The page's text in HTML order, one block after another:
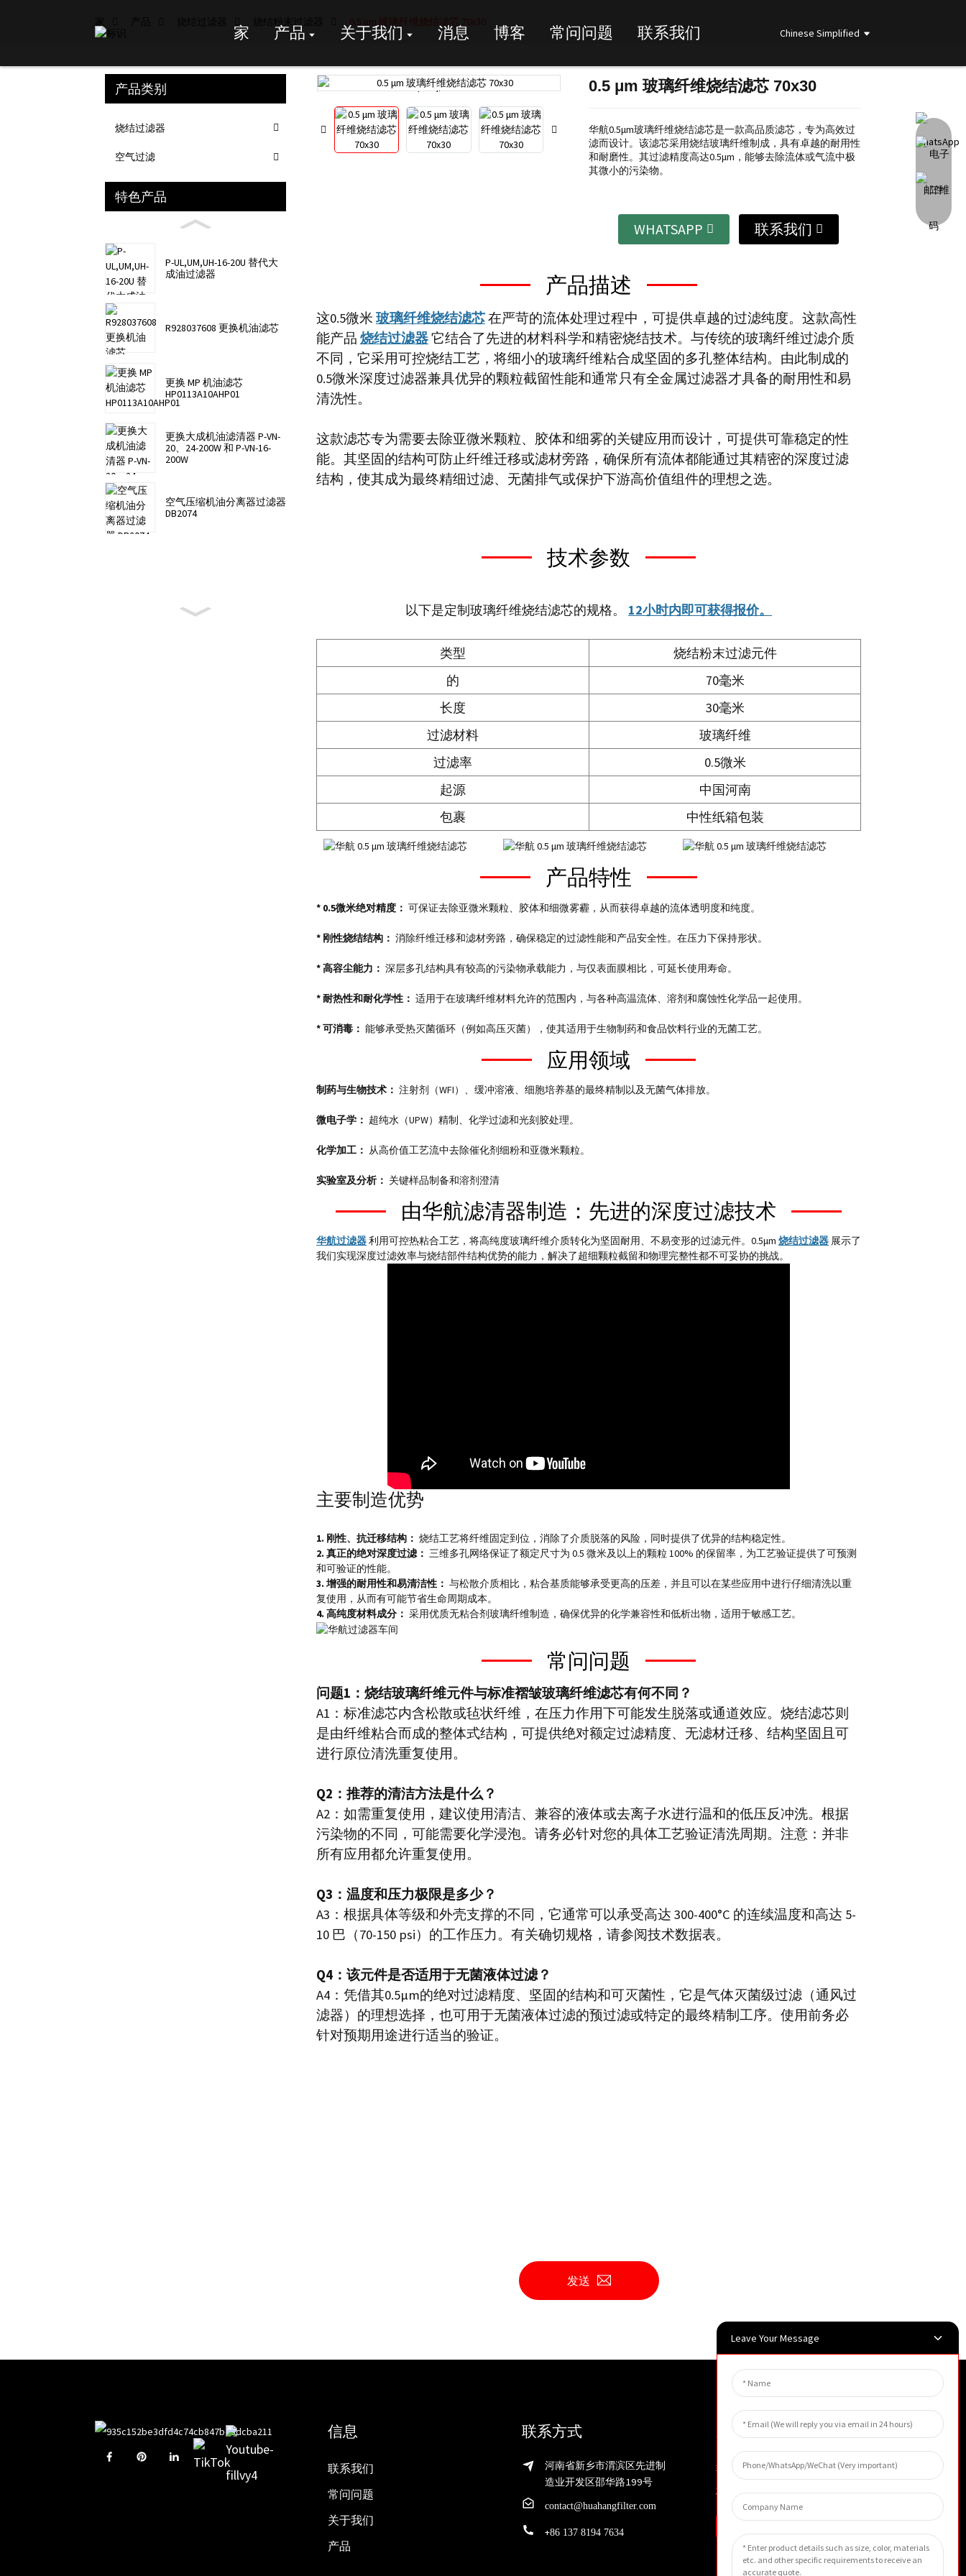
家 产品 关于我们 消息 博客 常问问题 联系我们 Chinese Simplified
烧结粉末过滤器 0.5 μm 玻璃纤维烧结滤芯 70x30
产品类别
烧结过滤器
空气过滤
特色产品
P-UL,UM,UH-16-20U 替代大
成油过滤器
R928037608 更换机油滤芯
更换 MP 机油滤芯
HP0113A10AHP01
更换大成机油滤清器 P-VN-
20、24-200W 和 P-VN-16-
200W
空气压缩机油分离器过滤器
DB2074
Loading...
Loading... Loading...
Loading... Loading...
Loading...
0.5 μm 玻璃纤维烧结滤芯 70x30
华航0.5μm玻璃纤维烧结滤芯是一款高品质滤芯，专为高效过
滤而设计。该滤芯采用烧结玻璃纤维制成，具有卓越的耐用性
和耐磨性。其过滤精度高达0.5μm，能够去除流体或气流中极
其微小的污染物。
WHATSAPP 联系我们
产品描述
这0.5微米 玻璃纤维烧结滤芯在严苛的流体处理过程中，可提供卓越的过滤纯度。这款高性
能产品 烧结过滤器它结合了先进的材料科学和精密烧结技术。与传统的玻璃纤维过滤介质
不同，它采用可控烧结工艺，将细小的玻璃纤维粘合成坚固的多孔整体结构。由此制成的
0.5微米深度过滤器兼具优异的颗粒截留性能和通常只有全金属过滤器才具备的耐用性和易
清洗性。
这款滤芯专为需要去除亚微米颗粒、胶体和细雾的关键应用而设计，可提供可靠稳定的性
能。其坚固的结构可防止纤维迁移或滤材旁路，确保所有流体都能通过其精密的深度过滤
结构，使其成为最终精细过滤、无菌排气或保护下游高价值组件的理想之选。
技术参数
以下是定制玻璃纤维烧结滤芯的规格。 12小时内即可获得报价。
类型
烧结粉末过滤元件
的
70毫米
长度
30毫米
过滤材料
玻璃纤维
过滤率
0.5微米
起源
中国河南
包裹
中性纸箱包装
产品特性
* 0.5微米绝对精度： 可保证去除亚微米颗粒、胶体和细微雾霾，从而获得卓越的流体透明度和纯度。
* 刚性烧结结构： 消除纤维迁移和滤材旁路，确保稳定的过滤性能和产品安全性。在压力下保持形状。
* 高容尘能力： 深层多孔结构具有较高的污染物承载能力，与仅表面膜相比，可延长使用寿命。
* 耐热性和耐化学性： 适用于在玻璃纤维材料允许的范围内，与各种高温流体、溶剂和腐蚀性化学品一起使用。
* 可消毒： 能够承受热灭菌循环（例如高压灭菌），使其适用于生物制药和食品饮料行业的无菌工艺。
应用领域
制药与生物技术： 注射剂（WFI）、缓冲溶液、细胞培养基的最终精制以及无菌气体排放。
微电子学： 超纯水（UPW）精制、化学过滤和光刻胶处理。
化学加工： 从高价值工艺流中去除催化剂细粉和亚微米颗粒。
实验室及分析： 关键样品制备和溶剂澄清
由华航滤清器制造：先进的深度过滤技术
华航过滤器利用可控热粘合工艺，将高纯度玻璃纤维介质转化为坚固耐用、不易变形的过滤元件。0.5μm 烧结过滤器 展示了
我们实现深度过滤效率与烧结部件结构优势的能力，解决了超细颗粒截留和物理完整性都不可妥协的挑战。
主要制造优势
1. 刚性、抗迁移结构： 烧结工艺将纤维固定到位，消除了介质脱落的风险，同时提供了优异的结构稳定性。
2. 真正的绝对深度过滤： 三维多孔网络保证了额定尺寸为 0.5 微米及以上的颗粒 100% 的保留率，为工艺验证提供了可预测
和可验证的性能。
3. 增强的耐用性和易清洁性： 与松散介质相比，粘合基质能够承受更高的压差，并且可以在某些应用中进行仔细清洗以重
复使用，从而有可能节省生命周期成本。
4. 高纯度材料成分： 采用优质无粘合剂玻璃纤维制造，确保优异的化学兼容性和低析出物，适用于敏感工艺。
常问问题
问题1：烧结玻璃纤维元件与标准褶皱玻璃纤维滤芯有何不同？
A1：标准滤芯内含松散或毡状纤维，在压力作用下可能发生脱落或通道效应。烧结滤芯则
是由纤维粘合而成的整体式结构，可提供绝对额定过滤精度、无滤材迁移、结构坚固且可
进行原位清洗重复使用。
Q2：推荐的清洁方法是什么？
A2：如需重复使用，建议使用清洁、兼容的液体或去离子水进行温和的低压反冲洗。根据
污染物的不同，可能需要化学浸泡。请务必针对您的具体工艺验证清洗周期。注意：并非
所有应用都允许重复使用。
Q3：温度和压力极限是多少？
A3：根据具体等级和外壳支撑的不同，它通常可以承受高达 300-400°C 的连续温度和高达 5-
10 巴（70-150 psi）的工作压力。有关确切规格，请参阅技术数据表。
Q4：该元件是否适用于无菌液体过滤？
A4：凭借其0.5μm的绝对过滤精度、坚固的结构和可灭菌性，它是气体灭菌级过滤（通风过
滤器）的理想选择，也可用于无菌液体过滤的预过滤或特定的最终精制工序。使用前务必
针对预期用途进行适当的验证。
发送
信息
联系我们
常问问题
关于我们
产品
联系方式
河南省新乡市渭滨区先进制
造业开发区邵华路199号
contact@huahangfilter.com
+86 137 8194 7634
新闻简报
输入您的电子邮件地址，我们将向
您发送最新资讯计划。
Leave Your Message